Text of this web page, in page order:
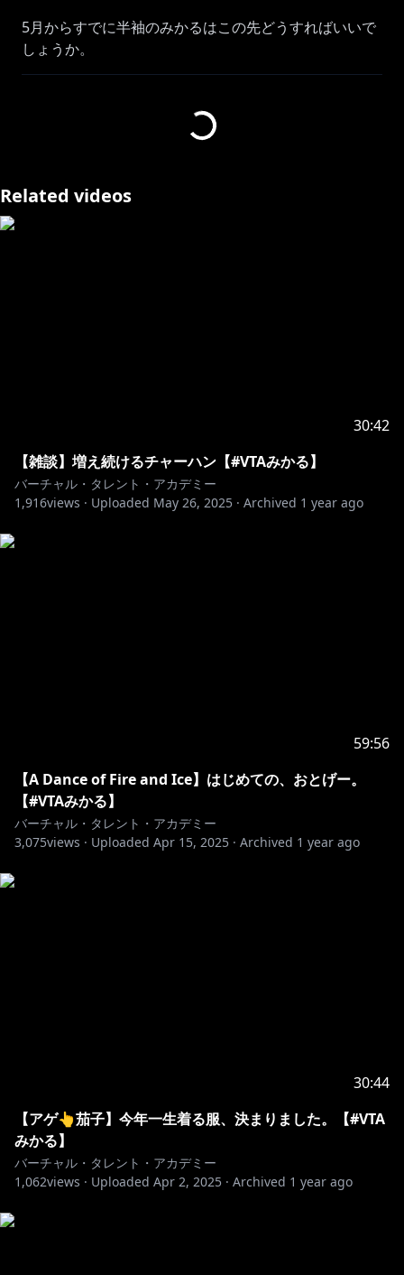
5月からすでに半袖のみかるはこの先どうすればいいで
しょうか。
かわいい服が着たいし日焼けもしたくないんだけど暑さ
- - - - - - - - - - - - - - - 🎀 - - - - - - - - - - - - - - -
#VTA新米ガールズバンド生
#VTAみかる
Related videos
30:42
【雑談】増え続けるチャーハン【#VTAみかる】
バーチャル・タレント・アカデミー
1,916views · Uploaded May 26, 2025 · Archived 1 year ago
59:56
【A Dance of Fire and Ice】はじめての、おとげー。
【#VTAみかる】
バーチャル・タレント・アカデミー
3,075views · Uploaded Apr 15, 2025 · Archived 1 year ago
30:44
【アゲ👆茄子】今年一生着る服、決まりました。【#VTA
みかる】
バーチャル・タレント・アカデミー
1,062views · Uploaded Apr 2, 2025 · Archived 1 year ago